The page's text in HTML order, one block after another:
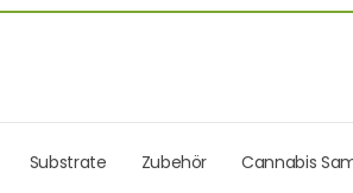
Substrate Zubehör Cannabis